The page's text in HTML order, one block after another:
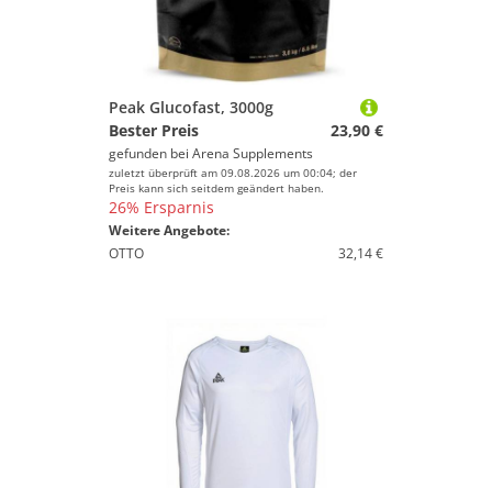
Peak Glucofast, 3000g
Bester Preis
23,90 €
gefunden bei Arena Supplements
zuletzt überprüft am 09.08.2026 um 00:04; der
Preis kann sich seitdem geändert haben.
26% Ersparnis
Weitere Angebote:
OTTO
32,14 €